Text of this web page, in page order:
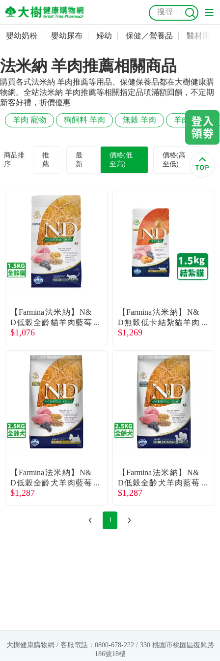
嬰幼奶粉
嬰幼尿布
婦幼
保健／營養品
美容／個人清潔
食品／健康食補
名人嚴選
優惠活動
關於我們
合作提案
會員專區
常見問題
折價券、紅利說明
抗菌 尿布 大樹獨家 益生菌 魚油 幼兒米餅
奶瓶奶嘴
會員資料及密碼修改
常用收件人清單
訂單查詢
收藏清單
優惠券領取
優惠券查詢
嬰幼奶粉 嬰幼尿布 婦幼 保健／營養品 醫材用品
法米納 羊肉推薦相關商品
購買各式法米納 羊肉推薦等用品、保健保養品都在大樹健康購
物網。全站法米納 羊肉推薦等相關指定品項滿額回饋，不定期
新客好禮，折價優惠
羊肉 寵物 狗飼料 羊肉 無穀 羊肉 羊肉 狗狗
商品排
序
推
薦
最
新
價格(低
至高)
價格(高
至低)
【Farmina法米納】N&
D低穀全齡貓羊肉藍莓
1.5kg
$1,076
【Farmina法米納】N&
D無穀低卡結紮貓羊肉
藍莓1.5kg
$1,269
【Farmina法米納】N&
D低穀全齡犬羊肉藍莓
小顆粒2.5kg
$1,287
【Farmina法米納】N&
D低穀全齡犬羊肉藍莓
潔牙顆粒2.5kg
$1,287
1
大樹健康購物網 / 客服電話：0800-678-222 / 330 桃園市桃園區復興路
186號18樓